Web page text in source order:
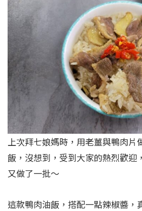
上次拜七娘媽時，用老薑與鴨肉片
飯，沒想到，受到大家的熱烈歡迎
又做了一批～
這款鴨肉油飯，搭配一點辣椒醬，